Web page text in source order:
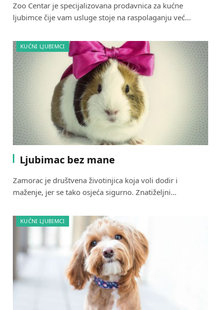
Zoo Centar je specijalizovana prodavnica za kućne
ljubimce čije vam usluge stoje na raspolaganju već…
KUĆNI LJUBIMCI
Ljubimac bez mane
Zamorac je društvena životinjica koja voli dodir i
maženje, jer se tako osjeća sigurno. Znatiželjni…
KUĆNI LJUBIMCI